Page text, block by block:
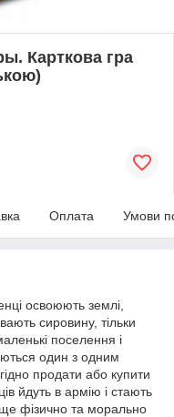
Карткова гра
Оплата Умови
освоюють землі,
сировину, тільки
поселення і
один з одним
продати або купити
йдуть в армію і стають
фізично та морально